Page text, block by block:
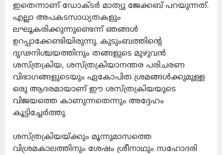
ഇതെന്നാണ് ഡോക്ടർ മാത്യു ജേക്കബ് പറയുന്നത്.
എല്ലാ അപകടസാധ്യതകളും
ലഘൂകരിക്കുന്നുണ്ടെന്ന് ഞങ്ങൾ
ഉറപ്പാക്കേണ്ടിയിരുന്നു. കുടുംബത്തിന്റെ
ദൃഢനിശ്ചയത്തിനും തങ്ങളുടെ മുഴുവൻ
ശസ്ത്രക്രിയ, ശസ്ത്രക്രിയാനന്തര പരിചരണ
വിഭാഗങ്ങളുടെയും ഏകോപിത ശ്രമങ്ങൾക്കുമുള്ള
ഒരു ആദരമായാണ് ഈ ശസ്ത്രക്രിയയുടെ
വിജയത്തെ കാണുന്നതെന്നും അദ്ദേഹം
കൂട്ടിച്ചേർത്തു.
ശസ്ത്രക്രിയയ്ക്കും മൂന്നുമാസത്തെ
വിശ്രമകാലത്തിനും ശേഷം ശ്രീനാഥും സഹോദരി